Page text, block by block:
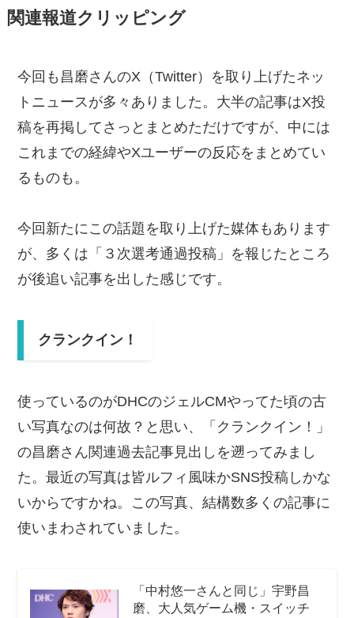
関連報道クリッピング
今回も昌磨さんのX（Twitter）を取り上げたネッ
トニュースが多々ありました。大半の記事はX投
稿を再掲してさっとまとめただけですが、中には
これまでの経緯やXユーザーの反応をまとめてい
るものも。
今回新たにこの話題を取り上げた媒体もあります
が、多くは「３次選考通過投稿」を報じたところ
が後追い記事を出した感じです。
クランクイン！
使っているのがDHCのジェルCMやってた頃の古
い写真なのは何故？と思い、「クランクイン！」
の昌磨さん関連過去記事見出しを遡ってみまし
た。最近の写真は皆ルフィ風味かSNS投稿しかな
いからですかね。この写真、結構数多くの記事に
使いまわされていました。
「中村悠一さんと同じ」宇野昌
磨、大人気ゲーム機・スイッチ